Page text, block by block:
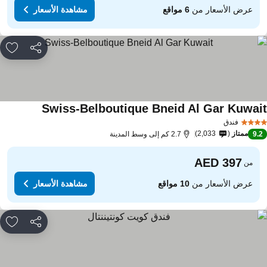
عرض الأسعار من6 مواقع مشاهدة الأسعار
مشاركة
فندق
Swiss-Belboutique Bneid Al Gar
9.2 ممتاز 2,033 2.7 كم إلى وسط المدينة
من
عرض الأسعار من10 مواقع مشاهدة الأسعار
مشاركة